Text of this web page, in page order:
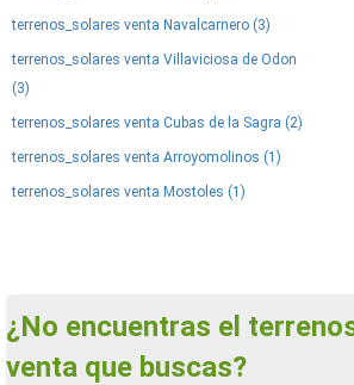
terrenos_solares venta Navalcarnero (3)
terrenos_solares venta Villaviciosa de Odon
(3)
terrenos_solares venta Cubas de la Sagra (2)
terrenos_solares venta Arroyomolinos (1)
terrenos_solares venta Mostoles (1)
¿No encuentras el terrenos solares en
venta que buscas?